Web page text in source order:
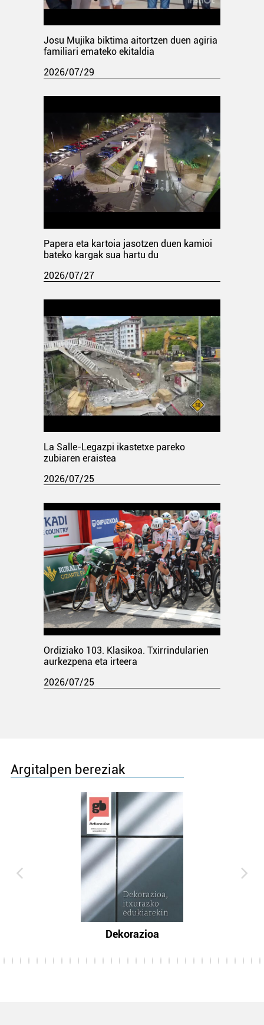
Josu Mujika biktima aitortzen duen agiria
familiari emateko ekitaldia
2026/07/29
Papera eta kartoia jasotzen duen kamioi
bateko kargak sua hartu du
2026/07/27
La Salle-Legazpi ikastetxe pareko
zubiaren eraistea
2026/07/25
Ordiziako 103. Klasikoa. Txirrindularien
aurkezpena eta irteera
2026/07/25
Argitalpen bereziak
Dekorazioa